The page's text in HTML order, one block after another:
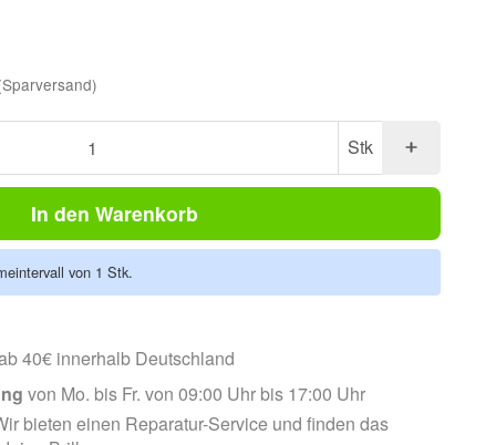
Stk
In den Warenkorb
von 1 Stk.
40€ innerhalb Deutschland
von Mo. bis Fr. von 09:00 Uhr bis 17:00 Uhr
bieten einen Reparatur-Service und finden das